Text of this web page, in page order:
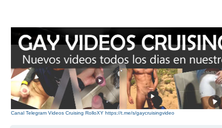
Canal Telegram Videos Cruising RolloXY https://t.me/s/gaycruisingvideo